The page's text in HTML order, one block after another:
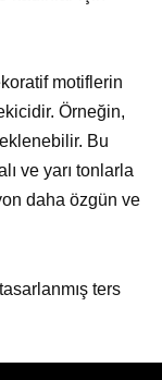
motiflerin
Örneğin,
Bu
ve yarı tonlarla
daha özgün ve
ters